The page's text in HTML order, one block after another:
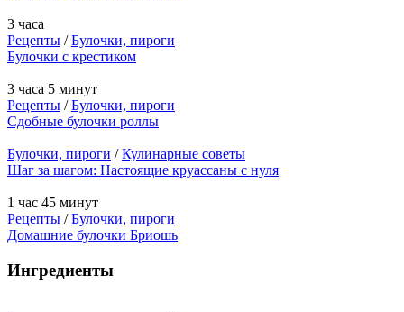
3 часа
Рецепты /Булочки, пироги
Булочки с крестиком
3 часа 5 минут
Рецепты /Булочки, пироги
Сдобные булочки роллы
Булочки, пироги /Кулинарные советы
Шаг за шагом: Настоящие круассаны с нуля
1 час 45 минут
Рецепты /Булочки, пироги
Домашние булочки Бриошь
Ингредиенты